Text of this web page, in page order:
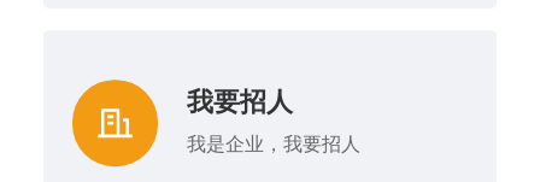
我要招人
我是企业，我要招人